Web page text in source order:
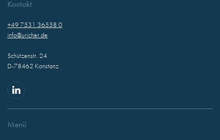
Kontakt
+49 7531 36558 0
info@uricher.de
Schützenstr. 24
D-78462 Konstanz
Menü